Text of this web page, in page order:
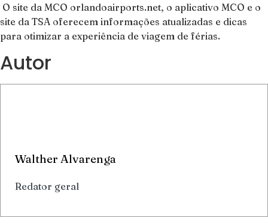
O site da MCO orlandoairports.net, o aplicativo MCO e o
site da TSA oferecem informações atualizadas e dicas
para otimizar a experiência de viagem de férias.
Autor
Walther Alvarenga
Redator geral